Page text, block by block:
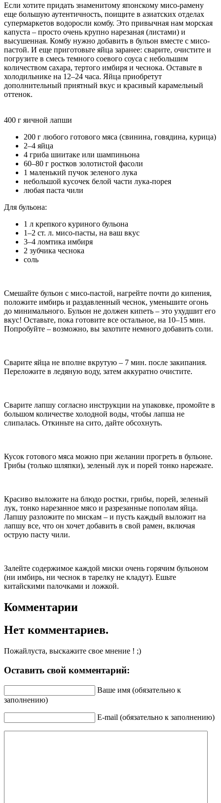
Если хотите придать знаменитому японскому мисо-рамену
еще большую аутентичность, поищите в азиатских отделах
супермаркетов водоросли комбу. Это привычная нам морская
капуста – просто очень крупно нарезаная (листами) и
высушенная. Комбу нужно добавить в бульон вместе с мисо-
пастой. И еще приготовьте яйца заранее: сварите, очистите и
погрузите в смесь темного соевого соуса с небольшим
количеством сахара, тертого имбиря и чеснока. Оставьте в
холодильнике на 12–24 часа. Яйца приобретут
дополнительный приятный вкус и красивый карамельный
оттенок.
400 г яичной лапши
200 г любого готового мяса (свинина, говядина, курица)
2–4 яйца
4 гриба шиитаке или шампиньона
60–80 г ростков золотистой фасоли
1 маленький пучок зеленого лука
небольшой кусочек белой части лука-порея
любая паста чили
Для бульона:
1 л крепкого куриного бульона
1–2 ст. л. мисо-пасты, на ваш вкус
3–4 ломтика имбиря
2 зубчика чеснока
соль
Смешайте бульон с мисо-пастой, нагрейте почти до кипения,
положите имбирь и раздавленный чеснок, уменьшите огонь
до минимального. Бульон не должен кипеть – это ухудшит его
вкус! Оставьте, пока готовите все остальное, на 10–15 мин.
Попробуйте – возможно, вы захотите немного добавить соли.
Сварите яйца не вполне вкрутую – 7 мин. после закипания.
Переложите в ледяную воду, затем аккуратно очистите.
Сварите лапшу согласно инструкции на упаковке, промойте в
большом количестве холодной воды, чтобы лапша не
слипалась. Откиньте на сито, дайте обсохнуть.
Кусок готового мяса можно при желании прогреть в бульоне.
Грибы (только шляпки), зеленый лук и порей тонко нарежьте.
Красиво выложите на блюдо ростки, грибы, порей, зеленый
лук, тонко нарезанное мясо и разрезанные пополам яйца.
Лапшу разложите по мискам – и пусть каждый выложит на
лапшу все, что он хочет добавить в свой рамен, включая
острую пасту чили.
Залейте содержимое каждой миски очень горячим бульоном
(ни имбирь, ни чеснок в тарелку не кладут). Ешьте
китайскими палочками и ложкой.
Комментарии
Нет комментариев.
Пожайлуста, выскажите свое мнение ! ;)
Оставить свой комментарий:
Ваше имя (обязательно к
заполнению)
E-mail (обязательно к заполнению)